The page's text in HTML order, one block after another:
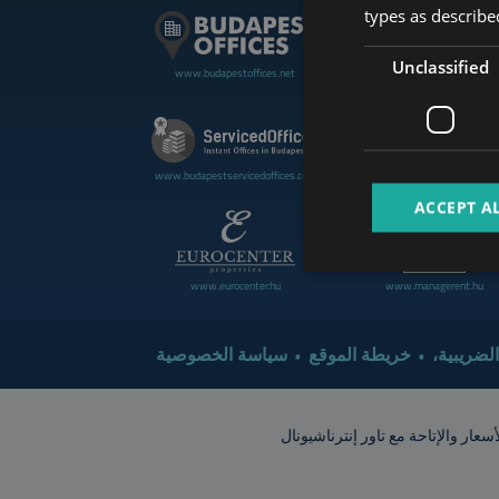
www.budapestoffices.net
www.budapestservicedoffices.com
www.managerent.hu
www.eurocenter.hu
خريطة الموقع سياسة الخصوصية
types as
Unclassified
ACCEPT